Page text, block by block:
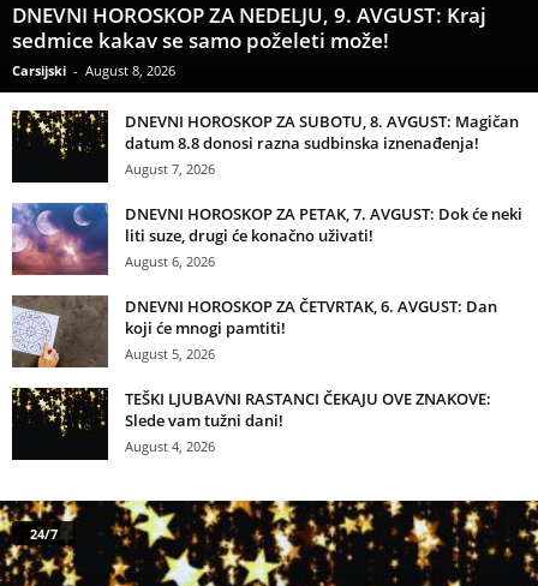
DNEVNI HOROSKOP ZA NEDELJU, 9. AVGUST: Kraj
sedmice kakav se samo poželeti može!
Carsijski - August 8, 2026
DNEVNI HOROSKOP ZA SUBOTU, 8. AVGUST: Magičan
datum 8.8 donosi razna sudbinska iznenađenja!
August 7, 2026
DNEVNI HOROSKOP ZA PETAK, 7. AVGUST: Dok će neki
liti suze, drugi će konačno uživati!
August 6, 2026
DNEVNI HOROSKOP ZA ČETVRTAK, 6. AVGUST: Dan
koji će mnogi pamtiti!
August 5, 2026
TEŠKI LJUBAVNI RASTANCI ČEKAJU OVE ZNAKOVE:
Slede vam tužni dani!
August 4, 2026
24/7